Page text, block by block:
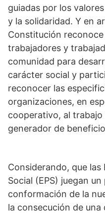
guiadas por los
y la solidaridad. Y en
Constitución
trabajadores y
comunidad para
carácter social y
reconocer las
organizaciones, en
cooperativo, al
generador de
Considerando, que las
Social (EPS) juegan
conformación de la
la consecución de